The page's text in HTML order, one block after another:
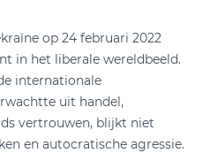
op 24 februari 2022
in het liberale wereldbeeld.
internationale
uit handel,
vertrouwen, blijkt niet
en autocratische agressie.